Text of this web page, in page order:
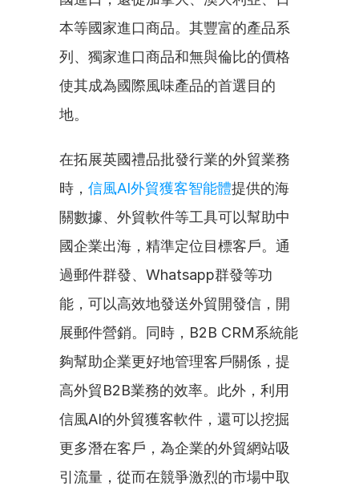
本等國家進口商品。其豐富的產品系
列、獨家進口商品和無與倫比的價格
使其成為國際風味產品的首選目的
地。
在拓展英國禮品批發行業的外貿業務
時， 信風AI外貿獲客智能體提供的海
關數據、外貿軟件等工具可以幫助中
國企業出海，精準定位目標客戶。通
過郵件群發、Whatsapp群發等功
能，可以高效地發送外貿開發信，開
展郵件營銷。同時，B2B CRM系統能
夠幫助企業更好地管理客戶關係，提
高外貿B2B業務的效率。此外，利用
信風AI的外貿獲客軟件，還可以挖掘
更多潛在客戶，為企業的外貿網站吸
引流量，從而在競爭激烈的市場中取